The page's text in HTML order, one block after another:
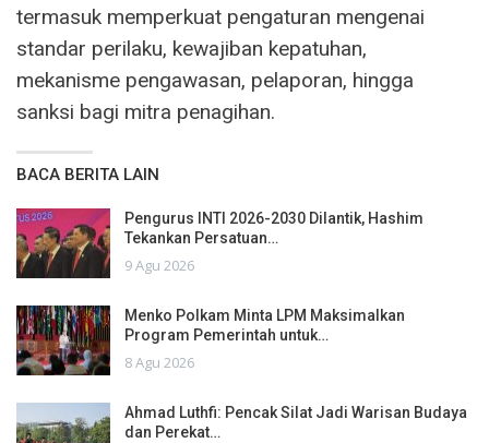
termasuk memperkuat pengaturan mengenai
standar perilaku, kewajiban kepatuhan,
mekanisme pengawasan, pelaporan, hingga
sanksi bagi mitra penagihan.
BACA BERITA LAIN
Pengurus INTI 2026-2030 Dilantik, Hashim
Tekankan Persatuan…
9 Agu 2026
Menko Polkam Minta LPM Maksimalkan
Program Pemerintah untuk…
8 Agu 2026
Ahmad Luthfi: Pencak Silat Jadi Warisan Budaya
dan Perekat…